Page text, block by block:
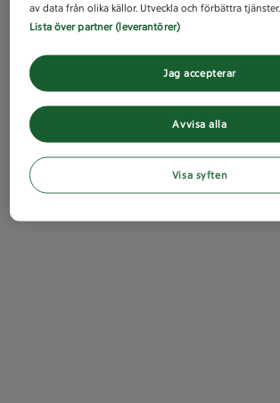
av data från olika källor. Utveckla och förbättra tjänster.
Lista över partner (leverantörer)
Avvisa alla
Jag accepterar
Visa syften